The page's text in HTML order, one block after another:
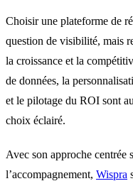
Choisir une plateforme de
question de visibilité, mais
la croissance et la
de données, la
et le pilotage du ROI sont
choix éclairé.
Avec son approche centrée
l’accompagnement, Wispra